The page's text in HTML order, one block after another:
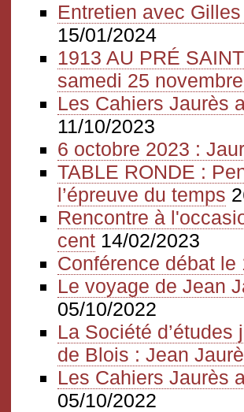
Entretien avec
15/01/2024
1913 AU PRÉ
samedi 25
Les Cahiers Jaurès
11/10/2023
6 octobre 2023 :
TABLE RONDE :
l’épreuve du temps
Rencontre à
cent 14/02/2023
Conférence débat
Le voyage de Jean
05/10/2022
La Société
de Blois : Jean
Les Cahiers Jaurès
05/10/2022